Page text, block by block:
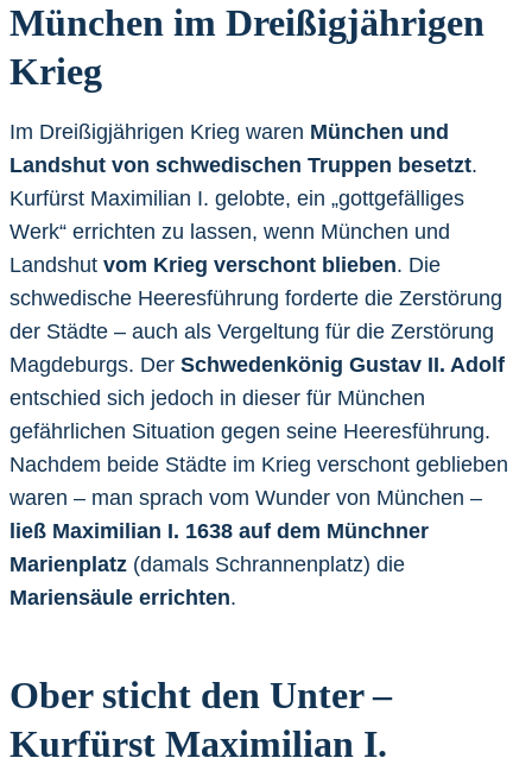
München im Dreißigjährigen
Krieg
Im Dreißigjährigen Krieg waren München und
Landshut von schwedischen Truppen besetzt.
Kurfürst Maximilian I. gelobte, ein „gottgefälliges
Werk“ errichten zu lassen, wenn München und
Landshut vom Krieg verschont blieben. Die
schwedische Heeresführung forderte die Zerstörung
der Städte – auch als Vergeltung für die Zerstörung
Magdeburgs. Der Schwedenkönig Gustav II. Adolf
entschied sich jedoch in dieser für München
gefährlichen Situation gegen seine Heeresführung.
Nachdem beide Städte im Krieg verschont geblieben
waren – man sprach vom Wunder von München –
ließ Maximilian I. 1638 auf dem Münchner
Marienplatz (damals Schrannenplatz) die
Mariensäule errichten.
Ober sticht den Unter –
Kurfürst Maximilian I.